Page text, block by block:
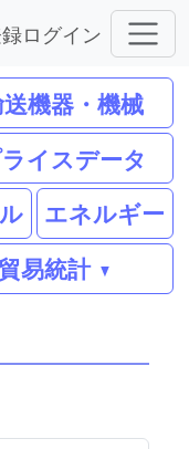
ログイン
機器・機械
イスデータ
エネルギー
貿易統計